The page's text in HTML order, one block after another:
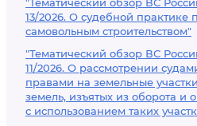
13/2026. О судебной практике
самовольным строительством"
"Тематический обзор ВС
11/2026. О рассмотрении
правами на земельные
земель, изъятых из оборота и
с использованием таких